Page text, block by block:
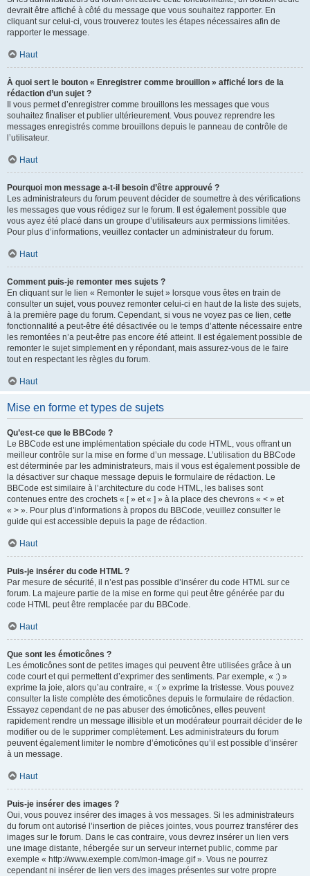
devrait être affiché à côté du message que vous souhaitez rapporter. En
cliquant sur celui-ci, vous trouverez toutes les étapes nécessaires afin de
rapporter le message.
Haut
À quoi sert le bouton « Enregistrer comme brouillon » affiché lors de la
rédaction d’un sujet ?
Il vous permet d’enregistrer comme brouillons les messages que vous
souhaitez finaliser et publier ultérieurement. Vous pouvez reprendre les
messages enregistrés comme brouillons depuis le panneau de contrôle de
l’utilisateur.
Haut
Pourquoi mon message a-t-il besoin d’être approuvé ?
Les administrateurs du forum peuvent décider de soumettre à des vérifications
les messages que vous rédigez sur le forum. Il est également possible que
vous ayez été placé dans un groupe d’utilisateurs aux permissions limitées.
Pour plus d’informations, veuillez contacter un administrateur du forum.
Haut
Comment puis-je remonter mes sujets ?
En cliquant sur le lien « Remonter le sujet » lorsque vous êtes en train de
consulter un sujet, vous pouvez remonter celui-ci en haut de la liste des sujets,
à la première page du forum. Cependant, si vous ne voyez pas ce lien, cette
fonctionnalité a peut-être été désactivée ou le temps d’attente nécessaire entre
les remontées n’a peut-être pas encore été atteint. Il est également possible de
remonter le sujet simplement en y répondant, mais assurez-vous de le faire
tout en respectant les règles du forum.
Haut
Mise en forme et types de sujets
Qu’est-ce que le BBCode ?
Le BBCode est une implémentation spéciale du code HTML, vous offrant un
meilleur contrôle sur la mise en forme d’un message. L’utilisation du BBCode
est déterminée par les administrateurs, mais il vous est également possible de
la désactiver sur chaque message depuis le formulaire de rédaction. Le
BBCode est similaire à l’architecture du code HTML, les balises sont
contenues entre des crochets « [ » et « ] » à la place des chevrons « < » et
« > ». Pour plus d’informations à propos du BBCode, veuillez consulter le
guide qui est accessible depuis la page de rédaction.
Haut
Puis-je insérer du code HTML ?
Par mesure de sécurité, il n’est pas possible d’insérer du code HTML sur ce
forum. La majeure partie de la mise en forme qui peut être générée par du
code HTML peut être remplacée par du BBCode.
Haut
Que sont les émoticônes ?
Les émoticônes sont de petites images qui peuvent être utilisées grâce à un
code court et qui permettent d’exprimer des sentiments. Par exemple, « :) »
exprime la joie, alors qu’au contraire, « :( » exprime la tristesse. Vous pouvez
consulter la liste complète des émoticônes depuis le formulaire de rédaction.
Essayez cependant de ne pas abuser des émoticônes, elles peuvent
rapidement rendre un message illisible et un modérateur pourrait décider de le
modifier ou de le supprimer complètement. Les administrateurs du forum
peuvent également limiter le nombre d’émoticônes qu’il est possible d’insérer
à un message.
Haut
Puis-je insérer des images ?
Oui, vous pouvez insérer des images à vos messages. Si les administrateurs
du forum ont autorisé l’insertion de pièces jointes, vous pourrez transférer des
images sur le forum. Dans le cas contraire, vous devrez insérer un lien vers
une image distante, hébergée sur un serveur internet public, comme par
exemple « http://www.exemple.com/mon-image.gif ». Vous ne pourrez
cependant ni insérer de lien vers des images présentes sur votre propre